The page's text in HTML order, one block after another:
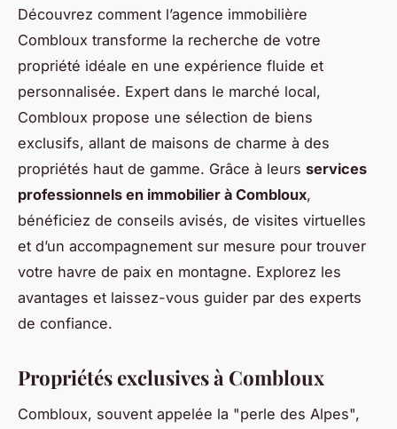
Découvrez comment l’agence immobilière
Combloux transforme la recherche de votre
propriété idéale en une expérience fluide et
personnalisée. Expert dans le marché local,
Combloux propose une sélection de biens
exclusifs, allant de maisons de charme à des
propriétés haut de gamme. Grâce à leurs services
professionnels en immobilier à Combloux,
bénéficiez de conseils avisés, de visites virtuelles
et d’un accompagnement sur mesure pour trouver
votre havre de paix en montagne. Explorez les
avantages et laissez-vous guider par des experts
de confiance.
Propriétés exclusives à Combloux
Combloux, souvent appelée la "perle des Alpes",